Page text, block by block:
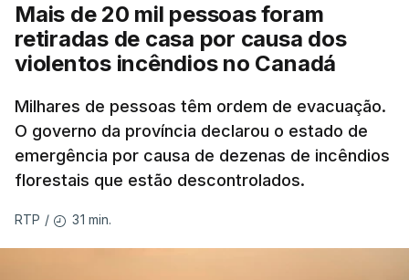
Mais de 20 mil pessoas foram
retiradas de casa por causa dos
violentos incêndios no Canadá
Milhares de pessoas têm ordem de evacuação.
O governo da província declarou o estado de
emergência por causa de dezenas de incêndios
florestais que estão descontrolados.
RTP / 31 min.